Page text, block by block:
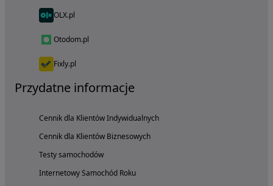
OLX.pl
Otodom.pl
Fixly.pl
Przydatne informacje
Cennik dla Klientów Indywidualnych
Cennik dla Klientów Biznesowych
Testy samochodów
Internetowy Samochód Roku